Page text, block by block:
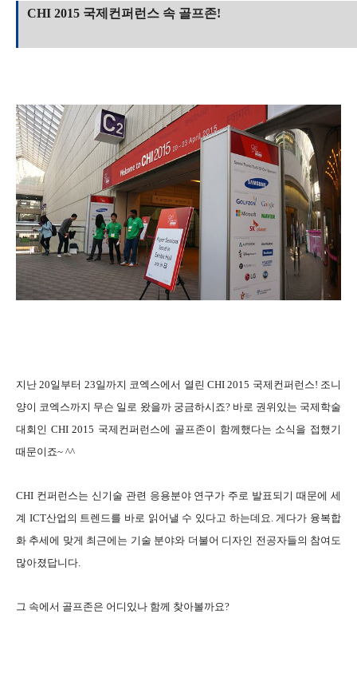
CHI 2015 국제컨퍼런스 속 골프존!
지난 20일부터 23일까지 코엑스에서 열린 CHI 2015 국제컨퍼런스! 조니
양이 코엑스까지 무슨 일로 왔을까 궁금하시죠? 바로 권위있는 국제학술
대회인 CHI 2015 국제컨퍼런스에 골프존이 함께했다는 소식을 접했기
때문이죠~ ^^
CHI 컨퍼런스는 신기술 관련 응용분야 연구가 주로 발표되기 때문에 세
계 ICT산업의 트렌드를 바로 읽어낼 수 있다고 하는데요. 게다가 융복합
화 추세에 맞게 최근에는 기술 분야와 더불어 디자인 전공자들의 참여도
많아졌답니다.
그 속에서 골프존은 어디있나 함께 찾아볼까요?